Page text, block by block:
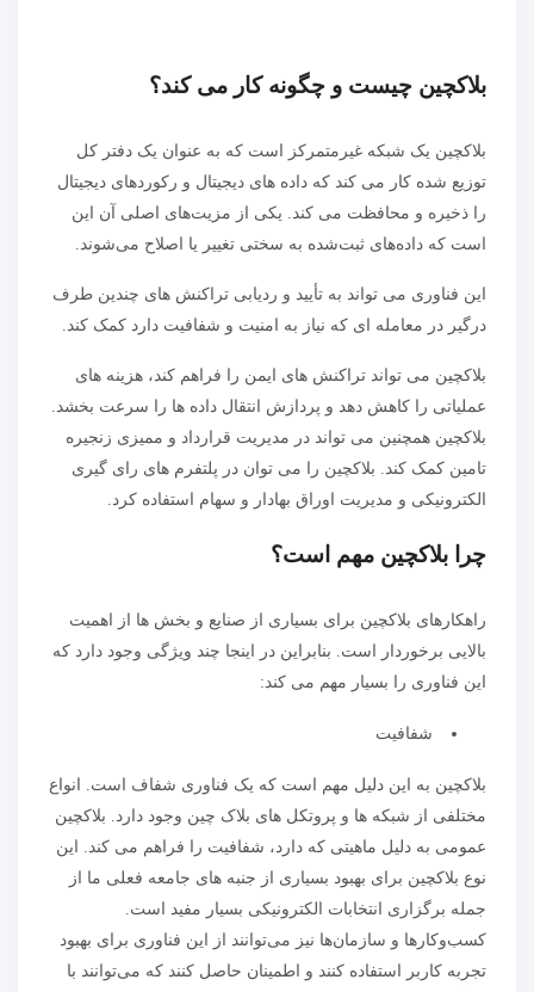
بلاکچین چیست و چگونه کار می کند؟
بلاکچین یک شبکه غیرمتمرکز است که به عنوان یک دفتر کل
توزیع شده کار می کند که داده های دیجیتال و رکوردهای دیجیتال
را ذخیره و محافظت می کند. یکی از مزیت‌های اصلی آن این
است که داده‌های ثبت‌شده به سختی تغییر یا اصلاح می‌شوند.
این فناوری می تواند به تأیید و ردیابی تراکنش های چندین طرف
درگیر در معامله ای که نیاز به امنیت و شفافیت دارد کمک کند.
بلاکچین می تواند تراکنش های ایمن را فراهم کند، هزینه های
عملیاتی را کاهش دهد و پردازش انتقال داده ها را سرعت بخشد.
بلاکچین همچنین می تواند در مدیریت قرارداد و ممیزی زنجیره
تامین کمک کند. بلاکچین را می توان در پلتفرم های رای گیری
الکترونیکی و مدیریت اوراق بهادار و سهام استفاده کرد.
چرا بلاکچین مهم است؟
راهکارهای بلاکچین برای بسیاری از صنایع و بخش ها از اهمیت
بالایی برخوردار است. بنابراین در اینجا چند ویژگی وجود دارد که
این فناوری را بسیار مهم می کند:
شفافیت
بلاکچین به این دلیل مهم است که یک فناوری شفاف است. انواع
مختلفی از شبکه ها و پروتکل های بلاک چین وجود دارد. بلاکچین
عمومی به دلیل ماهیتی که دارد، شفافیت را فراهم می کند. این
نوع بلاکچین برای بهبود بسیاری از جنبه های جامعه فعلی ما از
جمله برگزاری انتخابات الکترونیکی بسیار مفید است.
کسب‌وکارها و سازمان‌ها نیز می‌توانند از این فناوری برای بهبود
تجربه کاربر استفاده کنند و اطمینان حاصل کنند که می‌توانند با